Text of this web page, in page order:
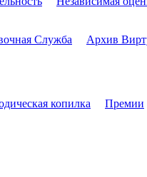
Служба
Архив
копилка Премии